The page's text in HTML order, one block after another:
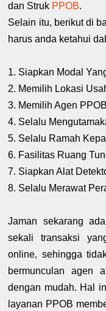
dan Struk PPOB.
Selain itu, berikut di
harus anda ketahui
1. Siapkan Modal
2. Memilih Lokasi
3. Memilih Agen
4. Selalu
5. Selalu Ramah
6. Fasilitas Ruang
7. Siapkan Alat
8. Selalu Merawat
Jaman sekarang
sekali transaksi
online, sehingga
bermunculan agen
dengan mudah. Hal
layanan PPOB